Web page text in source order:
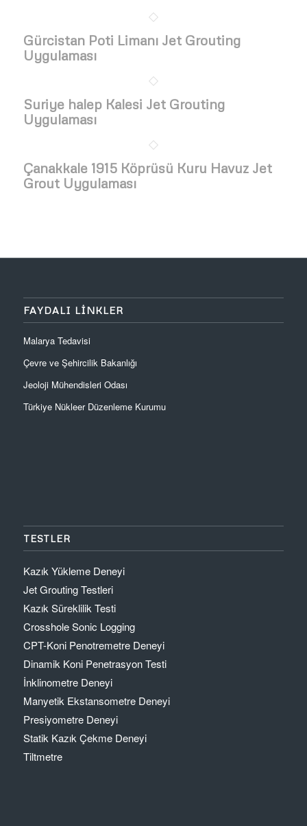
Gürcistan Poti Limanı Jet Grouting
Uygulaması
Suriye halep Kalesi Jet Grouting
Uygulaması
Çanakkale 1915 Köprüsü Kuru Havuz Jet
Grout Uygulaması
FAYDALI LINKLER
Malarya Tedavisi
Çevre ve Şehircilik Bakanlığı
Jeoloji Mühendisleri Odası
Türkiye Nükleer Düzenleme Kurumu
TESTLER
Kazık Yükleme Deneyi
Jet Grouting Testleri
Kazık Süreklilik Testi
Crosshole Sonic Logging
CPT-Koni Penotremetre Deneyi
Dinamik Koni Penetrasyon Testi
İnklinometre Deneyi
Manyetik Ekstansometre Deneyi
Presiyometre Deneyi
Statik Kazık Çekme Deneyi
Tiltmetre